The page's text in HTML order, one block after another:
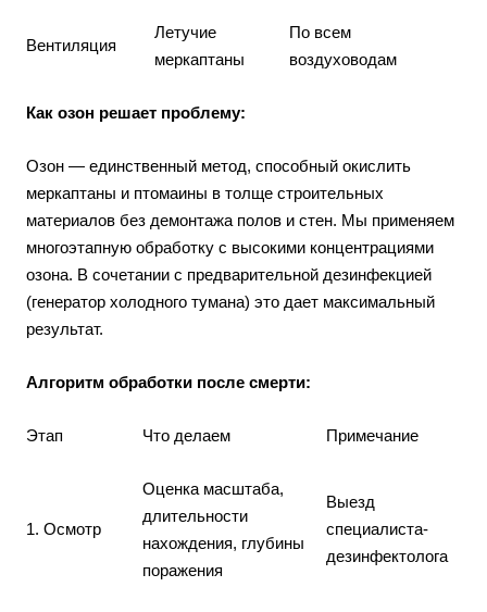
Вентиляция
Летучие
меркаптаны
По всем
воздуховодам
Как озон решает проблему:
Озон — единственный метод, способный окислить
меркаптаны и птомаины в толще строительных
материалов без демонтажа полов и стен. Мы применяем
многоэтапную обработку с высокими концентрациями
озона. В сочетании с предварительной дезинфекцией
(генератор холодного тумана) это дает максимальный
результат.
Алгоритм обработки после смерти:
Этап Что делаем Примечание
1. Осмотр
Оценка масштаба,
длительности
нахождения, глубины
поражения
Выезд
специалиста-
дезинфектолога